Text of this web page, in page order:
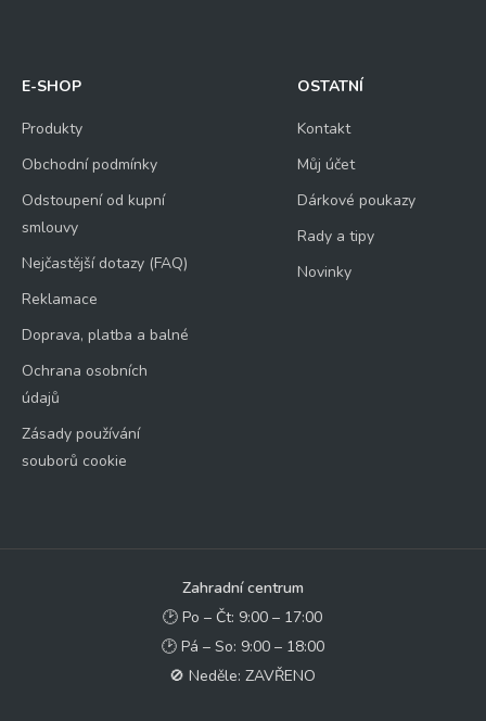
E-SHOP
Produkty
Obchodní podmínky
Odstoupení od kupní
smlouvy
Nejčastější dotazy (FAQ)
Reklamace
Doprava, platba a balné
Ochrana osobních
údajů
Zásady používání
souborů cookie
OSTATNÍ
Kontakt
Můj účet
Dárkové poukazy
Rady a tipy
Novinky
Zahradní centrum
🕑 Po – Čt: 9:00 – 17:00
🕑 Pá – So: 9:00 – 18:00
🚫 Neděle: ZAVŘENO